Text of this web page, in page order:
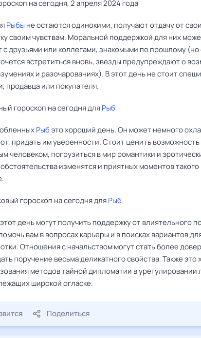
на сегодня, 2 апреля 2024 года
Рыбы не остаются одинокими, получают отдачу от
своим чувствам. Моральной поддержкой для них
с друзьями или коллегами, знакомыми по прошлому (но
встретиться вновь, звезды предупреждают о
и разочарованиях). В этот день не стоит
продавца или покупателя.
гороскоп на сегодня дляРыб
Рыбэто хороший день. Он может немного
придать им уверенности. Стоит ценить
человеком, погрузиться в мир романтики и
изменятся и приятных моментов
гороскоп на сегодня дляРыб
день могут получить поддержку от влиятельного
вам в вопросах карьеры и в поисках вариантов
Отношения с начальством могут стать более
поручение весьма деликатного свойства. Также
методов тайной дипломатии в
широкой огласке.
Поделиться